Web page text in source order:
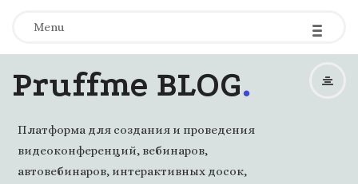
Menu -
-
-
Pruffme BLOG.
Платформа для создания и проведения
видеоконференций, вебинаров,
автовебинаров, интерактивных досок,